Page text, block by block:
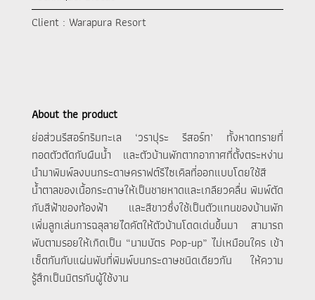
Client : Warapura Resort
About the product
ย่อส่วนรีสอร์ทริมทะเล ‘วราปุระ รีสอร์ท’ ทั้งหาดทรายที่
ทอดตัวตัดกับผืนน้ำ และตัวบ้านพักตากอากาศที่ตั้งตระหง่าน
นำมาพิมพ์ลงบนกระดาษคราฟต์รีไซเคิลที่ออกแบบโดยใช้สี
น้ำตาลของเนื้อกระดาษให้เป็นชายหาดและเกลียวคลื่น พิมพ์ตัด
กับสีฟ้าของท้องฟ้า และสีขาวซึ่งใช้เป็นตัวแทนของบ้านพัก
เพิ่มลูกเล่นการฉลุลายไดคัตให้ตัวบ้านโดดเด่นขึ้นมา สามารถ
พับตามรอยให้เกิดเป็น “นามบัตร Pop-up” ไม่เหมือนใคร เข้า
เซ็ตกันกับแผ่นพับที่พิมพ์บนกระดาษชนิดเดียวกัน ให้ความ
รู้สึกเป็นมิตรกับผู้ใช้งาน